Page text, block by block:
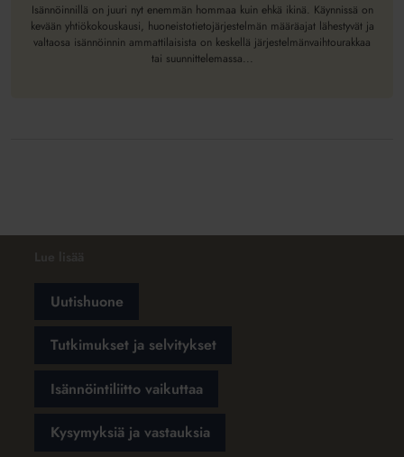
Isännöinnillä on juuri nyt enemmän hommaa kuin ehkä ikinä. Käynnissä on
kevään yhtiökokouskausi, huoneistotietojärjestelmän määräajat lähestyvät ja
valtaosa isännöinnin ammattilaisista on keskellä järjestelmänvaihtourakkaa
tai suunnittelemassa...
Uutishuone
Tutkimukset ja selvitykset
Isännöintiliitto vaikuttaa
Kysymyksiä ja vastauksia